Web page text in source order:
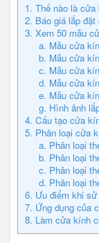
1. Thế nào là
2. Báo giá lắp
3. Xem 50 mẫu
a. Mẫu cửa
b. Mẫu cửa
c. Mẫu cửa
d. Mẫu cửa
e. Mẫu cửa
g. Hình ảnh
4. Cấu tạo cửa
5. Phân loại cửa
a. Phân loại
b. Phân loại
c. Phân loại
​d. Phân loại
6. Ưu điểm khi
7. Ứng dụng của
8. Làm cửa kính